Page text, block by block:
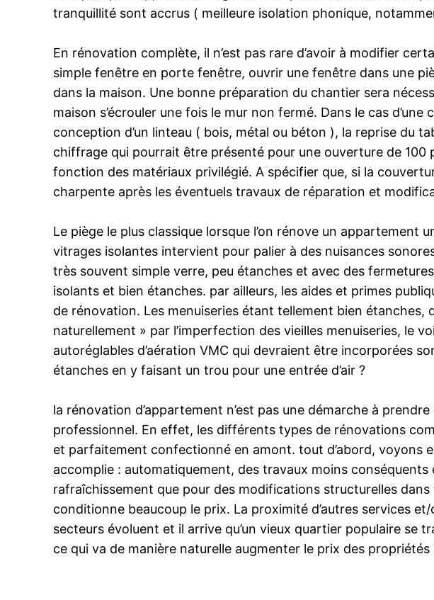
tranquillité sont accrus ( meilleure isolation phonique,
En rénovation complète, il n’est pas rare d’avoir à modifier
simple fenêtre en porte fenêtre, ouvrir une fenêtre dans une
dans la maison. Une bonne préparation du chantier sera
maison s’écrouler une fois le mur non fermé. Dans le cas
conception d’un linteau ( bois, métal ou béton ), la reprise du
chiffrage qui pourrait être présenté pour une ouverture de
fonction des matériaux privilégié. A spécifier que, si la
charpente après les éventuels travaux de réparation et
Le piège le plus classique lorsque l’on rénove un
vitrages isolantes intervient pour palier à des nuisances
très souvent simple verre, peu étanches et avec des
isolants et bien étanches. par ailleurs, les aides et primes
de rénovation. Les menuiseries étant tellement bien étanches,
naturellement » par l’imperfection des vieilles menuiseries, le
autoréglables d’aération VMC qui devraient être incorporées
étanches en y faisant un trou pour une entrée d’air ?
la rénovation d’appartement n’est pas une démarche à
professionnel. En effet, les différents types de rénovations
et parfaitement confectionné en amont. tout d’abord, voyons
accomplie : automatiquement, des travaux moins
rafraîchissement que pour des modifications structurelles
conditionne beaucoup le prix. La proximité d’autres services
secteurs évoluent et il arrive qu’un vieux quartier populaire
ce qui va de manière naturelle augmenter le prix des propriétés